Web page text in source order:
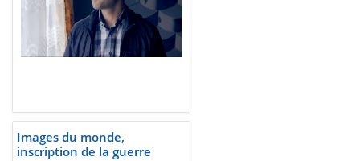
Images du monde,
inscription de la guerre